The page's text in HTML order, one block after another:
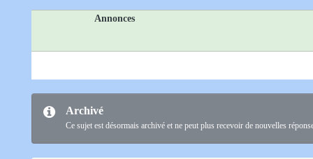
Annonces
Archivé
Ce sujet est désormais archivé et ne peut plus recevoir de nouvelles